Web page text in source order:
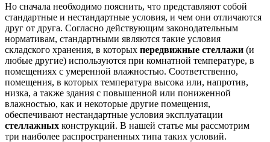
Но сначала необходимо пояснить, что представляют собой
стандартные и нестандартные условия, и чем они отличаются
друг от друга. Согласно действующим законодательным
нормативам, стандартными являются такие условия
складского хранения, в которых передвижные стеллажи (и
любые другие) используются при комнатной температуре, в
помещениях с умеренной влажностью. Соответственно,
помещения, в которых температура высока или, напротив,
низка, а также здания с повышенной или пониженной
влажностью, как и некоторые другие помещения,
обеспечивают нестандартные условия эксплуатации
стеллажных конструкций. В нашей статье мы рассмотрим
три наиболее распространенных типа таких условий.